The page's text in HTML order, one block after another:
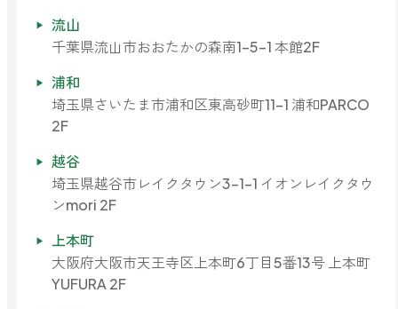
流山
千葉県流山市おおたかの森南1-5-1 本館2F
浦和
埼玉県さいたま市浦和区東高砂町11-1 浦和PARCO
2F
越谷
埼玉県越谷市レイクタウン3-1-1 イオンレイクタウ
ンmori 2F
上本町
大阪府大阪市天王寺区上本町6丁目5番13号 上本町
YUFURA 2F